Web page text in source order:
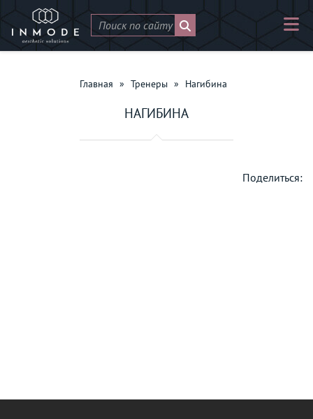
Главная » Тренеры » Нагибина
НАГИБИНА
Поделиться: